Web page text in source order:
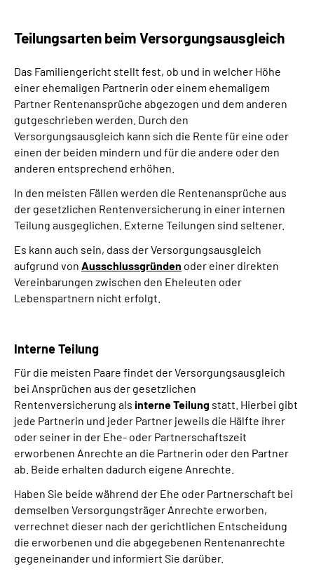
Teilungsarten beim Versorgungs­ausgleich
Das Familiengericht stellt fest, ob und in welcher Höhe
einer ehemaligen Partnerin oder einem ehemaligem
Partner Rentenansprüche abgezogen und dem anderen
gutgeschrieben werden. Durch den
Versorgungsausgleich kann sich die Rente für eine oder
einen der beiden mindern und für die andere oder den
anderen entsprechend erhöhen.
In den meisten Fällen werden die Rentenansprüche aus
der gesetzlichen Rentenversicherung in einer internen
Teilung ausgeglichen. Externe Teilungen sind seltener.
Es kann auch sein, dass der Versorgungsausgleich
aufgrund von Ausschlussgründen oder einer direkten
Vereinbarungen zwischen den Eheleuten oder
Lebenspartnern nicht erfolgt.
Interne Teilung
Für die meisten Paare findet der Versorgungsausgleich
bei Ansprüchen aus der gesetzlichen
Rentenversicherung als interne Teilung statt. Hierbei gibt
jede Partnerin und jeder Partner jeweils die Hälfte ihrer
oder seiner in der Ehe- oder Partnerschaftszeit
erworbenen Anrechte an die Partnerin oder den Partner
ab. Beide erhalten dadurch eigene Anrechte.
Haben Sie beide während der Ehe oder Partnerschaft bei
demselben Versorgungsträger Anrechte erworben,
verrechnet dieser nach der gerichtlichen Entscheidung
die erworbenen und die abgegebenen Rentenanrechte
gegeneinander und informiert Sie darüber.